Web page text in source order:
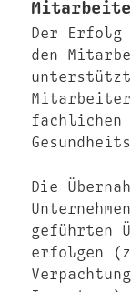
Der Erfolg
den
unterstützt
fachlichen
Die
geführten
erfolgen